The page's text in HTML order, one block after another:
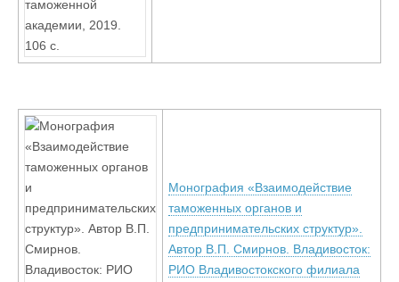
Монография «Взаимодействие
таможенных органов и
предпринимательских структур».
Автор В.П. Смирнов. Владивосток:
РИО Владивостокского филиала